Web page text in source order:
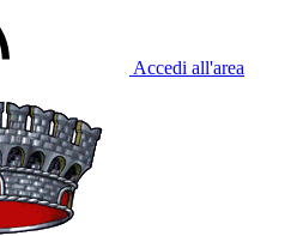
Accedi all'area